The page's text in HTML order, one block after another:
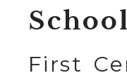
First